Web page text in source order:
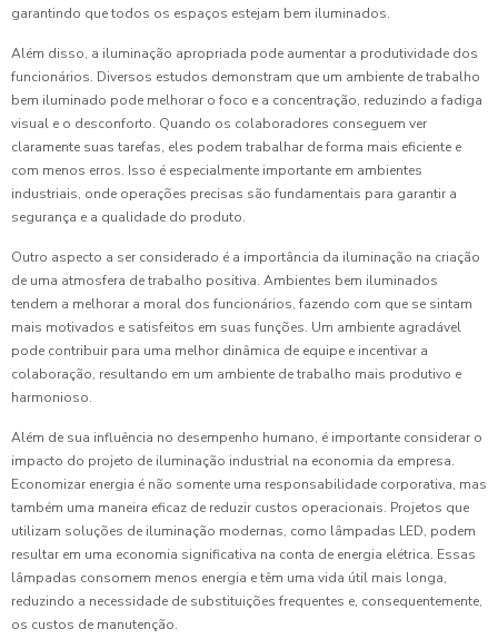
garantindo que todos os espaços estejam bem iluminados.
Além disso, a iluminação apropriada pode aumentar a produtividade dos
funcionários. Diversos estudos demonstram que um ambiente de trabalho
bem iluminado pode melhorar o foco e a concentração, reduzindo a fadiga
visual e o desconforto. Quando os colaboradores conseguem ver
claramente suas tarefas, eles podem trabalhar de forma mais eficiente e
com menos erros. Isso é especialmente importante em ambientes
industriais, onde operações precisas são fundamentais para garantir a
segurança e a qualidade do produto.
Outro aspecto a ser considerado é a importância da iluminação na criação
de uma atmosfera de trabalho positiva. Ambientes bem iluminados
tendem a melhorar a moral dos funcionários, fazendo com que se sintam
mais motivados e satisfeitos em suas funções. Um ambiente agradável
pode contribuir para uma melhor dinâmica de equipe e incentivar a
colaboração, resultando em um ambiente de trabalho mais produtivo e
harmonioso.
Além de sua influência no desempenho humano, é importante considerar o
impacto do projeto de iluminação industrial na economia da empresa.
Economizar energia é não somente uma responsabilidade corporativa, mas
também uma maneira eficaz de reduzir custos operacionais. Projetos que
utilizam soluções de iluminação modernas, como lâmpadas LED, podem
resultar em uma economia significativa na conta de energia elétrica. Essas
lâmpadas consomem menos energia e têm uma vida útil mais longa,
reduzindo a necessidade de substituições frequentes e, consequentemente,
os custos de manutenção.